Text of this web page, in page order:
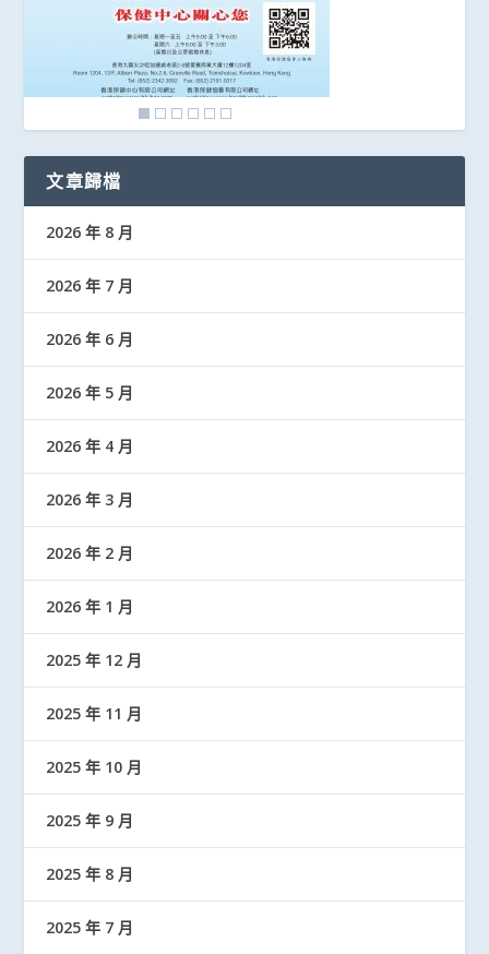
文章歸檔
2026 年 8 月
2026 年 7 月
2026 年 6 月
2026 年 5 月
2026 年 4 月
2026 年 3 月
2026 年 2 月
2026 年 1 月
2025 年 12 月
2025 年 11 月
2025 年 10 月
2025 年 9 月
2025 年 8 月
2025 年 7 月